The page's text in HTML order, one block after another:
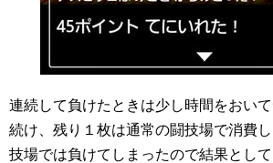
連続して負けたときは少し時間をおいて
続け、残り１枚は通常の闘技場で消費
技場では負けてしまったので結果として